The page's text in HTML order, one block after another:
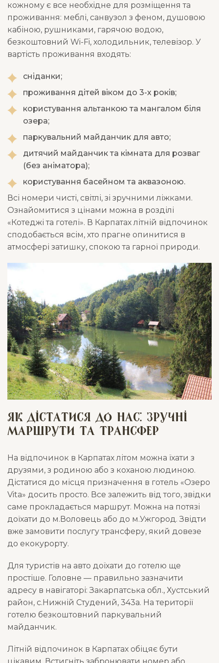
кожному є все необхідне для розміщення та
проживання: меблі, санвузол з феном, душовою
кабіною, рушниками, гарячою водою,
безкоштовний Wi-Fi, холодильник, телевізор. У
вартість проживання входять:
сніданки;
проживання дітей віком до 3-х років;
користування альтанкою та мангалом біля
озера;
паркувальний майданчик для авто;
дитячий майданчик та кімната для розваг
(без аніматора);
користування басейном та аквазоною.
Всі номери чисті, світлі, зі зручними ліжками.
Ознайомитися з цінами можна в розділі
«Котеджі та готелі». В Карпатах літній відпочинок
сподобається всім, хто прагне опинитися в
атмосфері затишку, спокою та гарної природи.
Як дістатися до нас: зручні
маршрути та трансфер
На відпочинок в Карпатах літом можна їхати з
друзями, з родиною або з коханою людиною.
Дістатися до місця призначення в готель «Озеро
Vita» досить просто. Все залежить від того, звідки
саме прокладається маршрут. Можна на потязі
доїхати до м.Воловець або до м.Ужгород. Звідти
вже замовити послугу трансферу, який довезе
до екокурорту.
Для туристів на авто доїхати до готелю ще
простіше. Головне — правильно зазначити
адресу в навігаторі: Закарпатська обл., Хустський
район, с.Нижній Студений, 343а. На території
готелю безкоштовний паркувальний
майданчик.
Літній відпочинок в Карпатах обіцяє бути